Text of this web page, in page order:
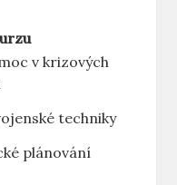
v krizových
techniky
plánování